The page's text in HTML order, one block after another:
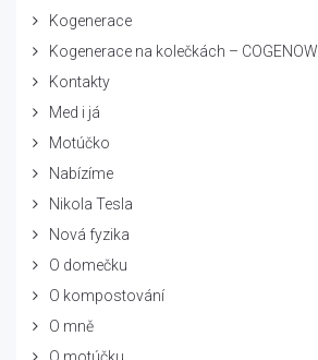
Kogenerace
Kogenerace na kolečkách – COGENOW
Kontakty
Med i já
Motúčko
Nabízíme
Nikola Tesla
Nová fyzika
O domečku
O kompostování
O mně
O motúčku